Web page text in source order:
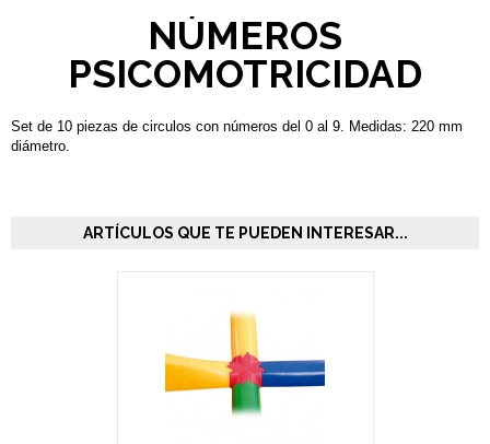
NÚMEROS
PSICOMOTRICIDAD
Set de 10 piezas de circulos con números del 0 al 9. Medidas: 220 mm
diámetro.
ARTÍCULOS QUE TE PUEDEN INTERESAR...